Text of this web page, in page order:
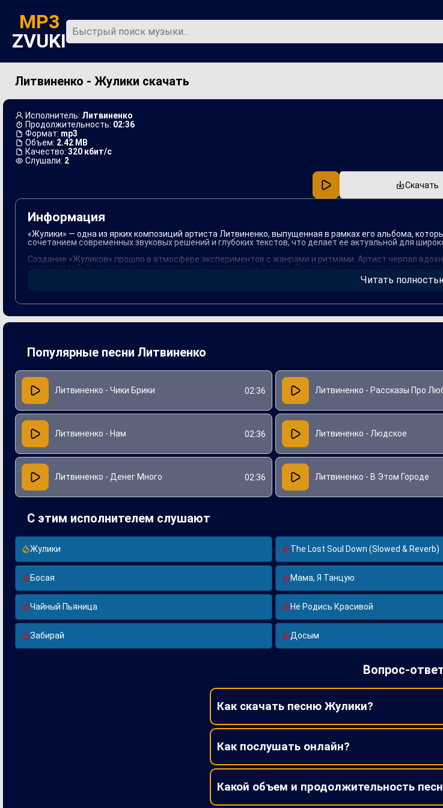
MP3
ZVUKI
Главная
Литвиненко - Жулики скачать
Исполнитель: Литвиненко
Продолжительность: 02:36
Формат: mp3
Объем: 2.42 MB
Качество: 320 кбит/с
Слушали: 2
Скачать
Информация
«Жулики» — одна из ярких композиций артиста Литвиненко, выпущенная в рамках его альбома,
сочетанием современных звуковых решений и глубоких текстов, что делает её актуальной для
Создание «Жуликов» прошло в атмосфере экспериментов с жанрами и ритмами. Артист черпал
жизни людей. Эта композиция демонстрирует уникальный стиль Литвиненко и его стремление к
Читать
Популярные песни Литвиненко
Литвиненко - Чики Брики 02:36 Литвиненко - Рассказы Про
Литвиненко - Нам 02:36 Литвиненко - Людское
Литвиненко - Денег Много 02:36 Литвиненко - В Этом Городе
С этим исполнителем слушают
Жулики The Lost Soul Down (Slowed & Reverb)
Босая Мама, Я Танцую
Чайный Пьяница Не Родись Красивой
Забирай Досым
Вопрос-
Как скачать песню Жулики?
Как послушать онлайн?
Какой объем и продолжительность